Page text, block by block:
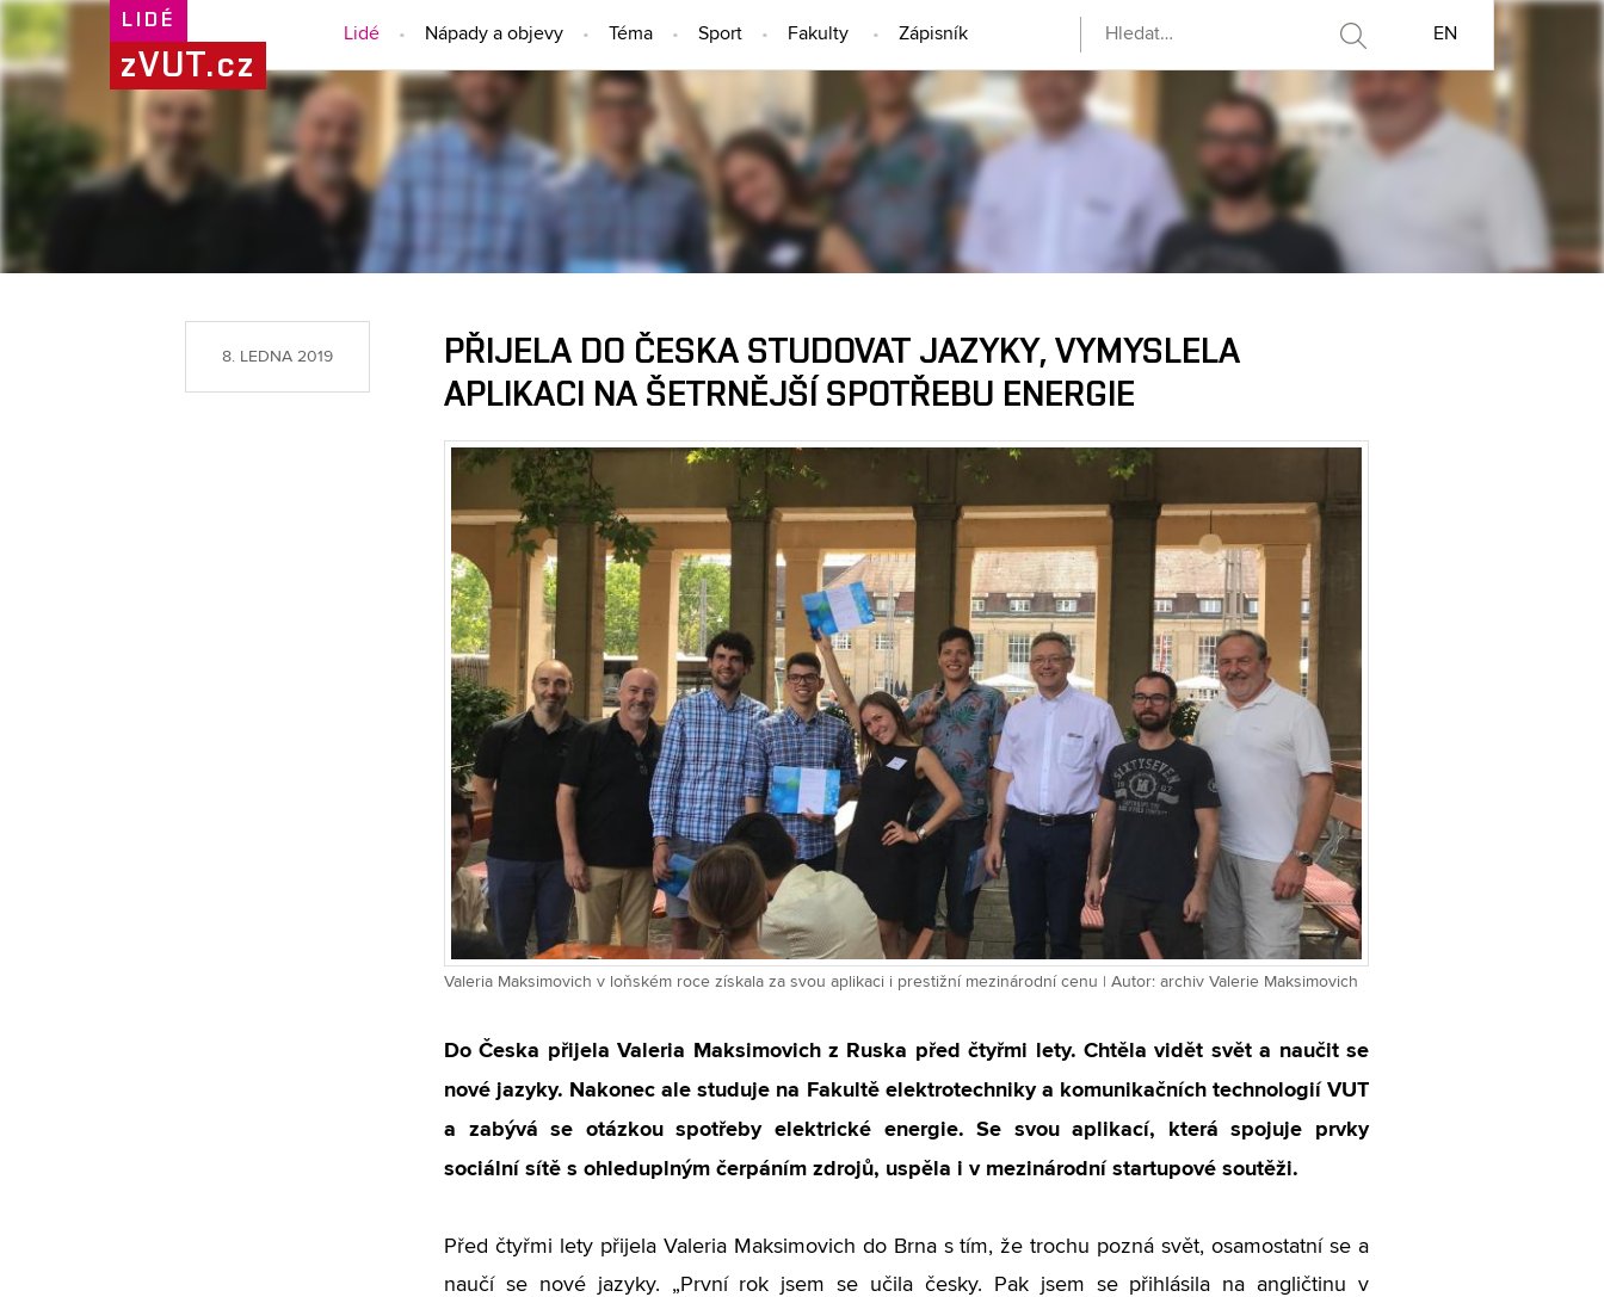
LIDÉ
zVUT.cz
Lidé Nápady a objevy Téma Sport Fakulty Zápisník EN
LIDÉ
8. LEDNA 2019
PŘIJELA DO ČESKA STUDOVAT JAZYKY, VYMYSLELA
APLIKACI NA ŠETRNĚJŠÍ SPOTŘEBU ENERGIE
Valeria Maksimovich v loňském roce získala za svou aplikaci i prestižní mezinárodní cenu | Autor: archiv Valerie Maksimovich
Do Česka přijela Valeria Maksimovich z Ruska před čtyřmi lety. Chtěla vidět svět a naučit se
nové jazyky. Nakonec ale studuje na Fakultě elektrotechniky a komunikačních technologií VUT
a zabývá se otázkou spotřeby elektrické energie. Se svou aplikací, která spojuje prvky
sociální sítě s ohleduplným čerpáním zdrojů, uspěla i v mezinárodní startupové soutěži.
Před čtyřmi lety přijela Valeria Maksimovich do Brna s tím, že trochu pozná svět, osamostatní se a
naučí se nové jazyky. „První rok jsem se učila česky. Pak jsem se přihlásila na angličtinu v